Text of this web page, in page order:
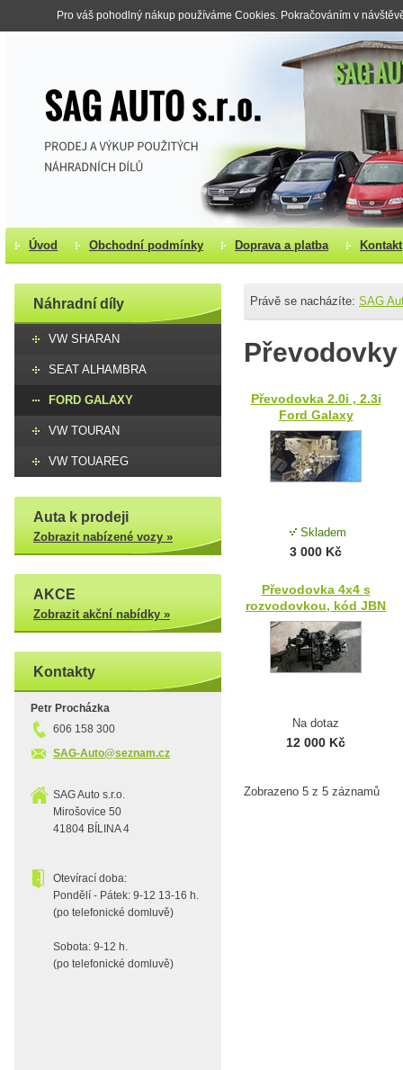
Pro váš pohodlný nákup používáme Cookies. Pokračováním v
Úvod Obchodní podmínky Doprava a platba Kontakt
Náhradní díly
VW SHARAN
SEAT ALHAMBRA
FORD GALAXY
VW TOURAN
VW TOUAREG
Auta k prodeji
Zobrazit nabízené vozy »
AKCE
Zobrazit akční nabídky »
Kontakty
Petr Procházka
606 158 300
SAG-Auto@seznam.cz
SAG Auto s.r.o.
Mirošovice 50
41804 BÍLINA 4
Otevírací doba:
Pondělí - Pátek: 9-12 13-16 h.
(po telefonické domluvě)
Sobota: 9-12 h.
(po telefonické domluvě)
Právě se nacházíte: SAG
Převodovky
Převodovka 2.0i , 2.3i
Ford Galaxy
Skladem
3 000 Kč
Převodovka 4x4 s
rozvodovkou, kód JBN
Na dotaz
12 000 Kč
Zobrazeno 5 z 5 záznamů